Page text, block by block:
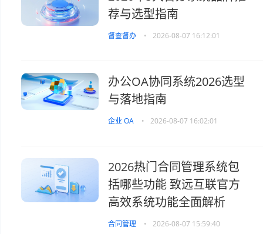
荐与选型指南
督查督办 • 2026-08-07 16:12:01
办公OA协同系统2026选型
与落地指南
企业 OA • 2026-08-07 16:02:01
2026热门合同管理系统包
括哪些功能 致远互联官方
高效系统功能全面解析
合同管理 • 2026-08-07 15:59:40